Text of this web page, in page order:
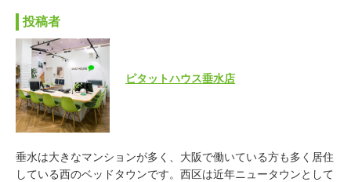
投稿者
ピタットハウス垂水店
垂水は大きなマンションが多く、大阪で働いている方も多く居住
している西のベッドタウンです。西区は近年ニュータウンとして